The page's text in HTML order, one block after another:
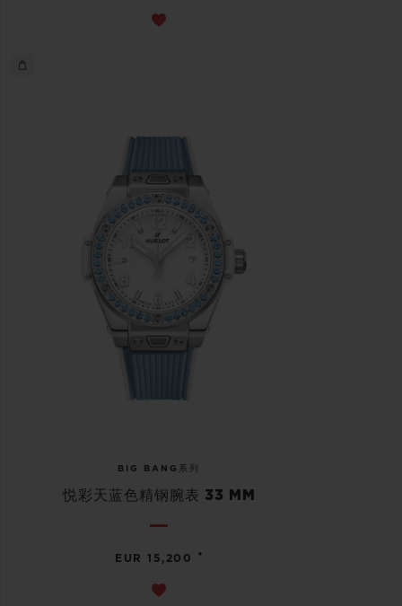
BIG BANG系列
悦彩天蓝色精钢腕表 33 MM
EUR 15,200 •